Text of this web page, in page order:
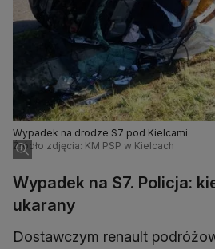
Wypadek na drodze S7 pod Kielcami
Źródło zdjęcia: KM PSP w Kielcach
Wypadek na S7. Policja:
ukarany
Dostawczym renault